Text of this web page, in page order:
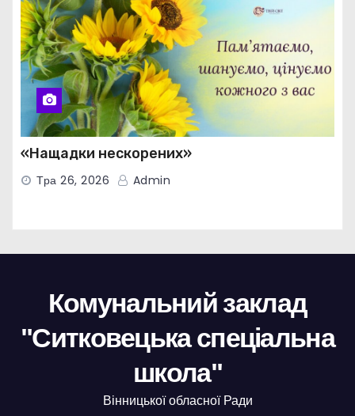
«Нащадки нескорених»
Тра 26, 2026 Admin
Комунальний заклад
"Ситковецька спеціальна
школа"
Вінницької обласної Ради